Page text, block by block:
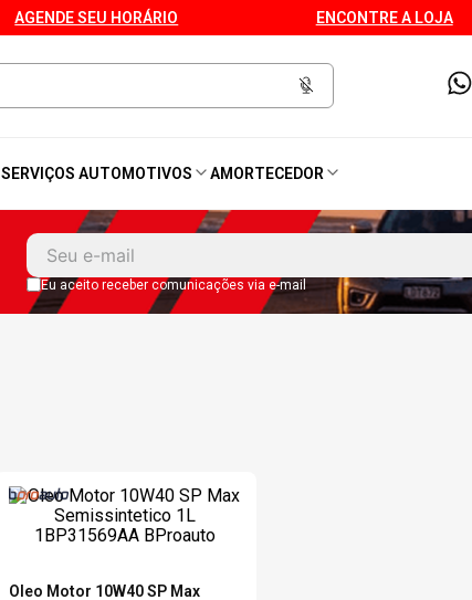
AGENDE SEU HORÁRIO ENCONTRE A LOJA
SERVIÇOS AUTOMOTIVOS AMORTECEDOR
Eu aceito receber comunicações via e-mail
Oleo Motor 10W40 SP Max